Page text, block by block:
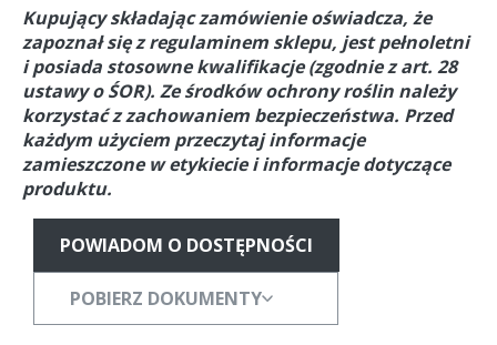
Kupujący składając zamówienie oświadcza, że
zapoznał się z regulaminem sklepu, jest pełnoletni
i posiada stosowne kwalifikacje (zgodnie z art. 28
ustawy o ŚOR). Ze środków ochrony roślin należy
korzystać z zachowaniem bezpieczeństwa. Przed
każdym użyciem przeczytaj informacje
zamieszczone w etykiecie i informacje dotyczące
produktu.
POWIADOM O DOSTĘPNOŚCI
POBIERZ DOKUMENTY